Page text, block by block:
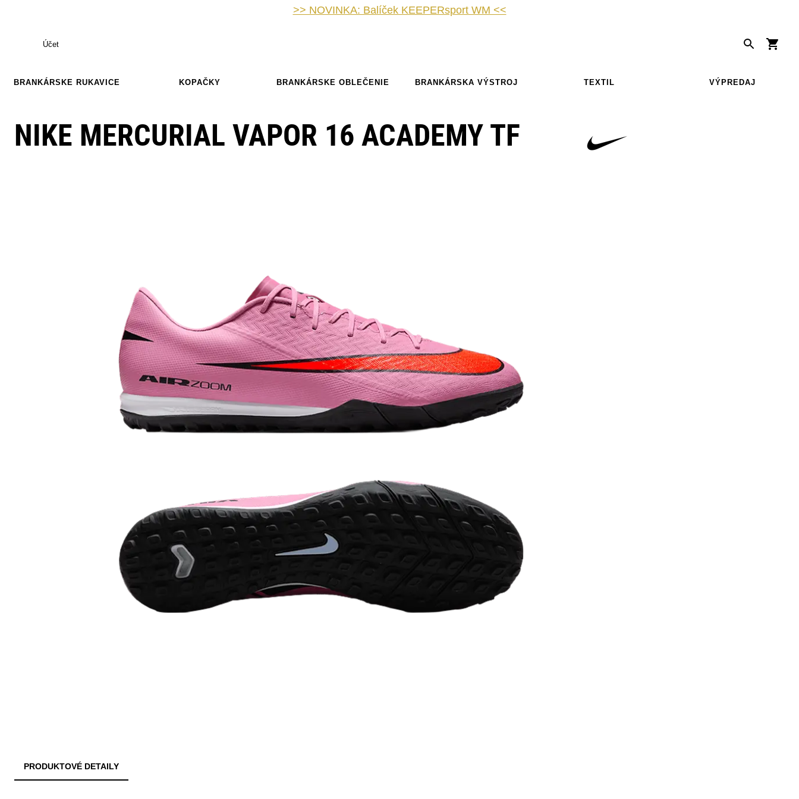
>> NOVINKA: Balíček KEEPERsport WM <<
Účet
BRANKÁRSKE RUKAVICE KOPAČKY BRANKÁRSKE OBLEČENIE BRANKÁRSKA VÝSTROJ TEXTIL VÝPREDAJ
NIKE MERCURIAL VAPOR 16 ACADEMY TF
PRODUKTOVÉ DETAILY